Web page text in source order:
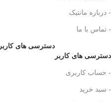
- درباره مانتیک
- تماس با ما
دسترسی های کاربر
دسترسی های کاربر
- حساب کاربری
- سبد خرید